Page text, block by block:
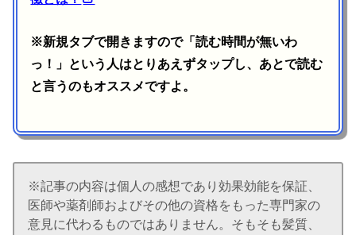
※新規タブで開きますので「読む時間が無いわ
っ！」という人はとりあえずタップし、あとで読む
と言うのもオススメですよ。
※記事の内容は個人の感想であり効果効能を保証、
医師や薬剤師およびその他の資格をもった専門家の
意見に代わるものではありません。そもそも髪質、